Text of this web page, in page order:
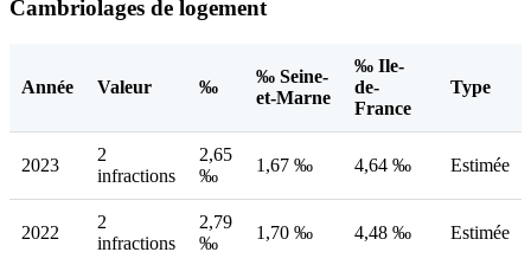
Cambriolages de logement
Année Valeur ‰
‰ Seine-
et-Marne
‰ Ile-
de-
France
Type
2023
2
infractions
2,65
‰
1,67 ‰ 4,64 ‰ Estimée
2022
2
infractions
2,79
‰
1,70 ‰ 4,48 ‰ Estimée